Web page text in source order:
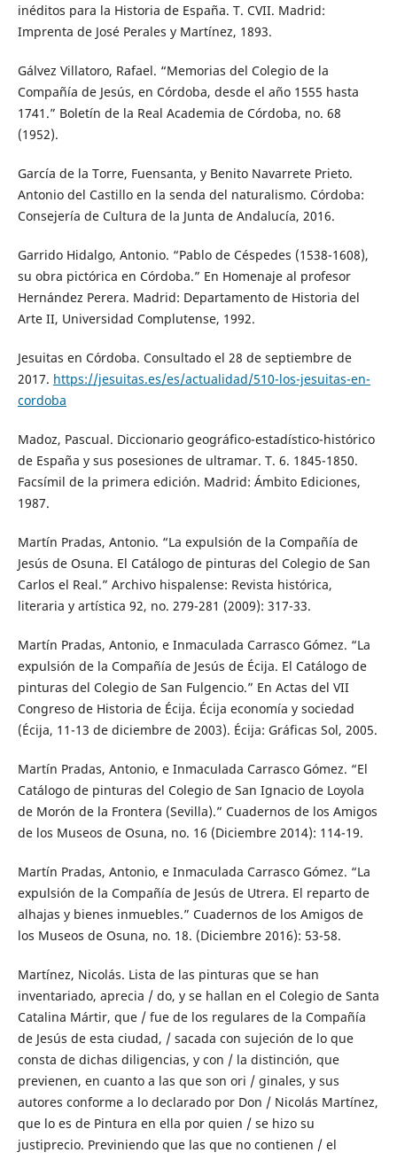
inéditos para la Historia de España. T. CVII. Madrid:
Imprenta de José Perales y Martínez, 1893.
Gálvez Villatoro, Rafael. “Memorias del Colegio de la
Compañía de Jesús, en Córdoba, desde el año 1555 hasta
1741.” Boletín de la Real Academia de Córdoba, no. 68
(1952).
García de la Torre, Fuensanta, y Benito Navarrete Prieto.
Antonio del Castillo en la senda del naturalismo. Córdoba:
Consejería de Cultura de la Junta de Andalucía, 2016.
Garrido Hidalgo, Antonio. “Pablo de Céspedes (1538-1608),
su obra pictórica en Córdoba.” En Homenaje al profesor
Hernández Perera. Madrid: Departamento de Historia del
Arte II, Universidad Complutense, 1992.
Jesuitas en Córdoba. Consultado el 28 de septiembre de
2017. https://jesuitas.es/es/actualidad/510-los-jesuitas-en-
cordoba
Madoz, Pascual. Diccionario geográfico-estadístico-histórico
de España y sus posesiones de ultramar. T. 6. 1845-1850.
Facsímil de la primera edición. Madrid: Ámbito Ediciones,
1987.
Martín Pradas, Antonio. “La expulsión de la Compañía de
Jesús de Osuna. El Catálogo de pinturas del Colegio de San
Carlos el Real.” Archivo hispalense: Revista histórica,
literaria y artística 92, no. 279-281 (2009): 317-33.
Martín Pradas, Antonio, e Inmaculada Carrasco Gómez. “La
expulsión de la Compañía de Jesús de Écija. El Catálogo de
pinturas del Colegio de San Fulgencio.” En Actas del VII
Congreso de Historia de Écija. Écija economía y sociedad
(Écija, 11-13 de diciembre de 2003). Écija: Gráficas Sol, 2005.
Martín Pradas, Antonio, e Inmaculada Carrasco Gómez. “El
Catálogo de pinturas del Colegio de San Ignacio de Loyola
de Morón de la Frontera (Sevilla).” Cuadernos de los Amigos
de los Museos de Osuna, no. 16 (Diciembre 2014): 114-19.
Martín Pradas, Antonio, e Inmaculada Carrasco Gómez. “La
expulsión de la Compañía de Jesús de Utrera. El reparto de
alhajas y bienes inmuebles.” Cuadernos de los Amigos de
los Museos de Osuna, no. 18. (Diciembre 2016): 53-58.
Martínez, Nicolás. Lista de las pinturas que se han
inventariado, aprecia / do, y se hallan en el Colegio de Santa
Catalina Mártir, que / fue de los regulares de la Compañía
de Jesús de esta ciudad, / sacada con sujeción de lo que
consta de dichas diligencias, y con / la distinción, que
previenen, en cuanto a las que son ori / ginales, y sus
autores conforme a lo declarado por Don / Nicolás Martínez,
que lo es de Pintura en ella por quien / se hizo su
justiprecio. Previniendo que las que no contienen / el